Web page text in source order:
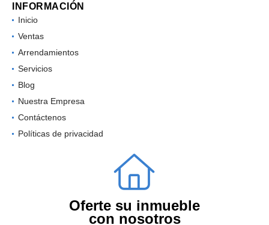
INFORMACIÓN
Inicio
Ventas
Arrendamientos
Servicios
Blog
Nuestra Empresa
Contáctenos
Políticas de privacidad
Oferte su inmueble
con nosotros